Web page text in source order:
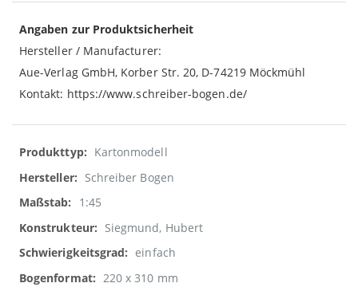
Angaben zur Produktsicherheit
Hersteller / Manufacturer:
Aue-Verlag GmbH, Korber Str. 20, D-74219 Möckmühl
Kontakt: https://www.schreiber-bogen.de/
Weitere
Informationen
Kartonmodell
Schreiber Bogen
1:45
Siegmund, Hubert
einfach
220 x 310 mm